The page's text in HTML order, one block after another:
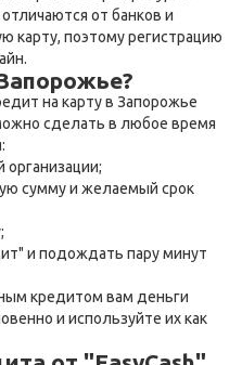
от банков и
карту, поэтому регистрацию
на карту в Запорожье
сделать в любое время
организации;
сумму и желаемый срок
и подождать пару минут
кредитом вам деньги
и используйте их как